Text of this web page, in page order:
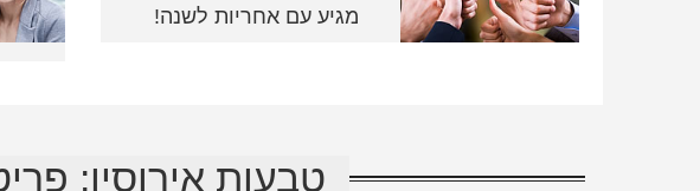
מגיע עם אחריות לשנה!
טבעות אירוסין: